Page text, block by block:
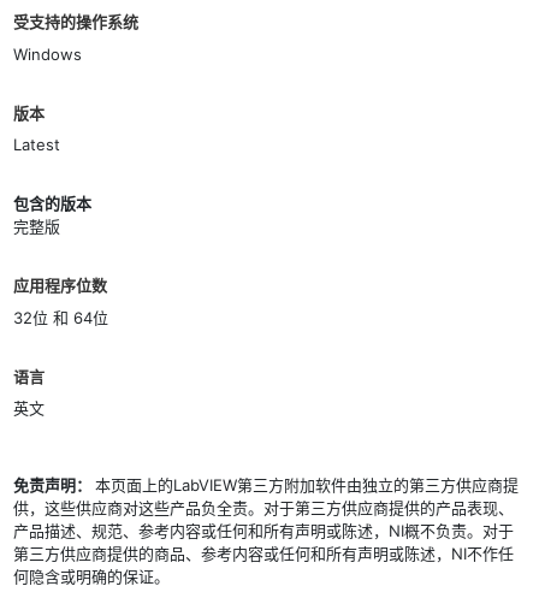
受支持的操作系统
Windows
版本
Latest
包含的版本
完整版
应用程序位数
32位 和 64位
语言
英文
免责声明：本页面上的LabVIEW第三方附加软件由独立的第三方供应商提
供，这些供应商对这些产品负全责。对于第三方供应商提供的产品表现、
产品描述、规范、参考内容或任何和所有声明或陈述，NI概不负责。对于
第三方供应商提供的商品、参考内容或任何和所有声明或陈述，NI不作任
何隐含或明确的保证。